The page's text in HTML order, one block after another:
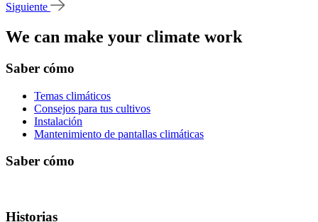
Siguiente
We can make your climate work
Saber cómo
Temas climáticos
Consejos para tus cultivos
Instalación
Mantenimiento de pantallas climáticas
Saber cómo
Historias